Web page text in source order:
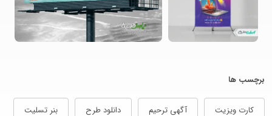
برچسب ها
کارت ویزیت آگهی ترحیم دانلود طرح بنر تسلیت